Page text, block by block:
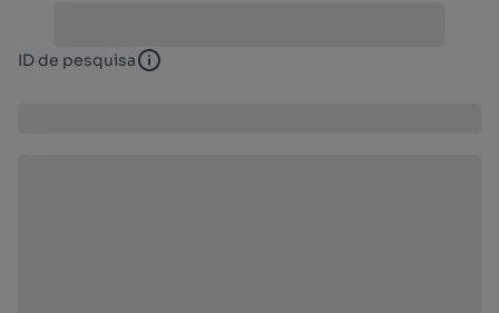
ID de pesquisa ID de pesquisa